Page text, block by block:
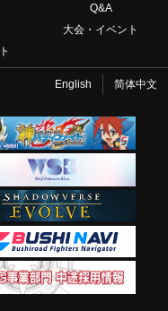
Q&A
大会・イベント
English 简体中文